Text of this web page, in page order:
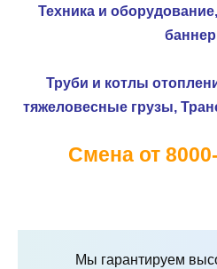
Техника и оборудование,
Труби и котлы
тяжеловесные грузы,
Смена от
Мы гарантируем